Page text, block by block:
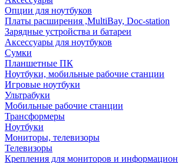
Опции для ноутбуков
Платы расширения ,MultiBay, Doc-station
Зарядные устройства и батареи
Аксессуары для ноутбуков
Сумки
Планшетные ПК
Ноутбуки, мобильные рабочие станции
Игровые ноутбуки
Ультрабуки
Мобильные рабочие станции
Трансформеры
Ноутбуки
Мониторы, телевизоры
Телевизоры
Крепления для мониторов и